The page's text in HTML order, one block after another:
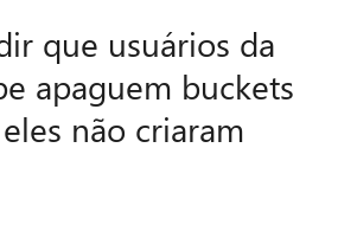
que usuários da
apaguem buckets
não criaram